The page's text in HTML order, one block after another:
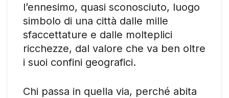
l’ennesimo, quasi sconosciuto, luogo
simbolo di una città dalle mille
sfaccettature e dalle molteplici
ricchezze, dal valore che va ben oltre
i suoi confini geografici.
Chi passa in quella via, perché abita